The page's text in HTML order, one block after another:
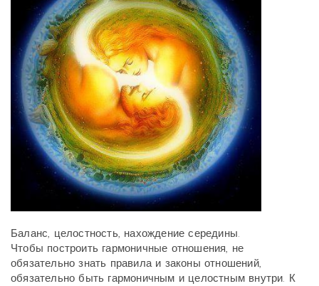
Баланс, целостность, нахождение середины.
Чтобы построить гармоничные отношения, не
обязательно знать правила и законы отношений,
обязательно быть гармоничным и целостным внутри. К